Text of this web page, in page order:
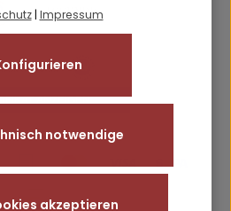
| Impressum
notwendige
akzeptieren